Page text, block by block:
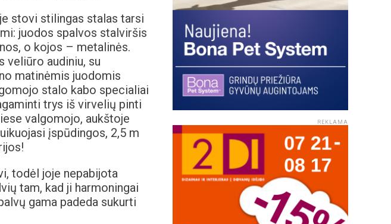
stovi stilingas stalas tarsi
juodos spalvos stalviršis
o kojos – metalinės.
veliūro audiniu, su
matinėmis juodomis
stalo kabo specialiai
trys iš virvelių pinti
valgomojo, aukštoje
įspūdingos, 2,5 m
todėl joje nepabijota
tam, kad ji harmoningai
gama padeda sukurti
REKLAMA